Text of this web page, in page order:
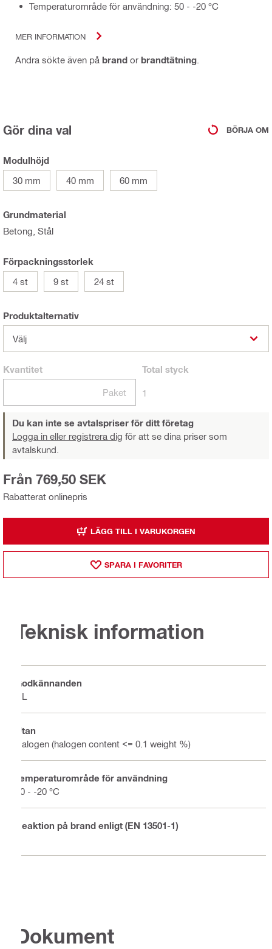
Temperaturområde för användning: 50 - -20 °C
MER INFORMATION
Andra sökte även på brand or brandtätning
Gör dina val BÖRJA OM
Modulhöjd
30 mm
40 mm 60 mm
Grundmaterial
Betong, Stål
Förpackningsstorlek
4 st
9 st 24 st
Produktalternativ
Välj
Kvantitet
Paket
Total styck
1
Du kan inte se avtalspriser för ditt företag
Logga in eller registrera dig för att se dina priser som
avtalskund.
Rabatterat onlinepris
Från 769,50 SEK
LÄGG TILL I VARUKORGEN
SPARA I FAVORITER
Teknisk information
Godkännanden
UL
Utan
Halogen (halogen content <= 0.1 weight %)
Temperaturområde för användning
50 - -20 °C
Reaktion på brand enligt (EN 13501-1)
Dokument